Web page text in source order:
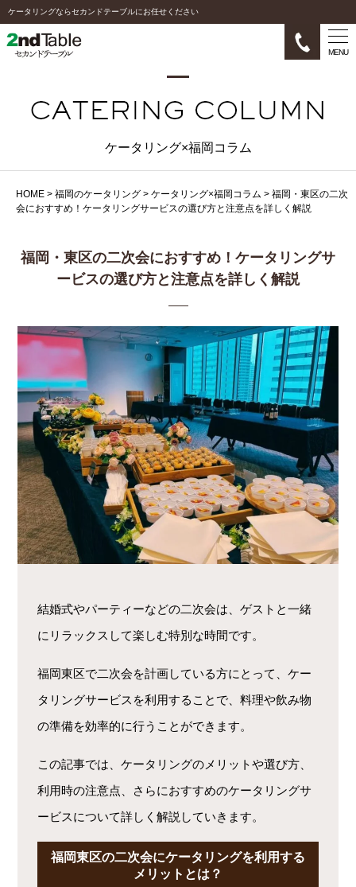
ケータリングならセカンドテーブルにお任せください
MENU
ケータリング×福岡コラム
HOME > 福岡のケータリング > ケータリング×福岡コラム > 福岡・東区の二次
会におすすめ！ケータリングサービスの選び方と注意点を詳しく解説
福岡・東区の二次会におすすめ！ケータリングサ
ービスの選び方と注意点を詳しく解説
結婚式やパーティーなどの二次会は、ゲストと一緒
にリラックスして楽しむ特別な時間です。
福岡東区で二次会を計画している方にとって、ケー
タリングサービスを利用することで、料理や飲み物
の準備を効率的に行うことができます。
この記事では、ケータリングのメリットや選び方、
利用時の注意点、さらにおすすめのケータリングサ
ービスについて詳しく解説していきます。
福岡東区の二次会にケータリングを利用する
メリットとは？